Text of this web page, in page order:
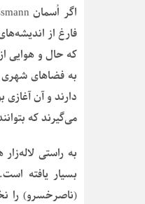
فارغ از
که حال و هوایی
به فضاهای شهری
دارند و آن
می‌گیرند که
به راستی
بسیار یافته
(ناصرخسرو) را